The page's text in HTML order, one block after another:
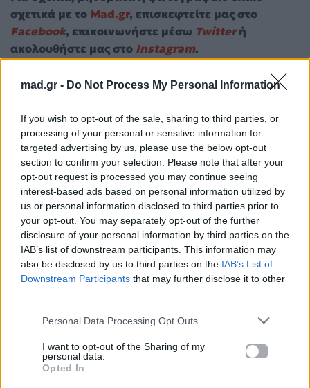
mad.gr - Do Not Process My Personal Information
If you wish to opt-out of the sale, sharing to third parties, or
processing of your personal or sensitive information for
targeted advertising by us, please use the below opt-out
section to confirm your selection. Please note that after your
opt-out request is processed you may continue seeing
interest-based ads based on personal information utilized by
us or personal information disclosed to third parties prior to
your opt-out. You may separately opt-out of the further
disclosure of your personal information by third parties on the
IAB’s list of downstream participants. This information may
also be disclosed by us to third parties on the IAB’s List of
Downstream Participants that may further disclose it to other
Personal Data Processing Opt Outs
I want to opt-out of the Sharing of my
personal data.
Opted In
σχετικά με το Mad.gr, επισκεφτείτε μας στο
Facebook, επικοινωνήστε μέσω Twitterή
ακολουθήστε μας στο Instagram.
Γιώργος Κακοσαίορς Γιώργος Κακοσαίος
Και Εις Ανώτερα
μουσική
Ακολουθήστε το
Mad.gr στο Google
News
Ακολουθήστε το
Mad.gr στο MSN
Μοιράσου αυτό το άρθρο